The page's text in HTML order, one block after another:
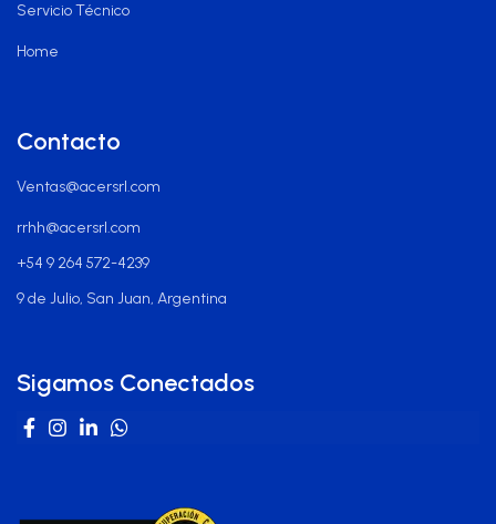
Servicio Técnico
Home
Contacto
Ventas@acersrl.com
rrhh@acersrl.com
+54 9 264 572-4239
9 de Julio, San Juan, Argentina
Sigamos Conectados